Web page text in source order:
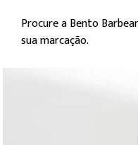
Procure a Bento
sua marcação.